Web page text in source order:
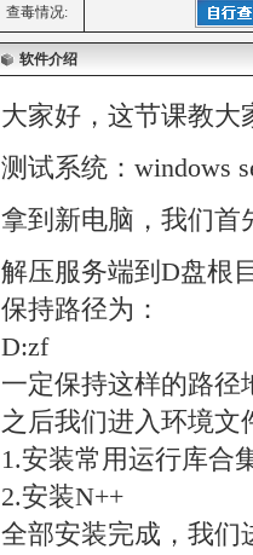
查毒情况:
软件介绍
大家好，这节课教大
测试系统：windows
拿到新电脑，我们首
解压服务端到D盘根
保持路径为：
D:zf
一定保持这样的路径
之后我们进入环境文
1.安装常用运行库合
2.安装N++
全部安装完成，我们